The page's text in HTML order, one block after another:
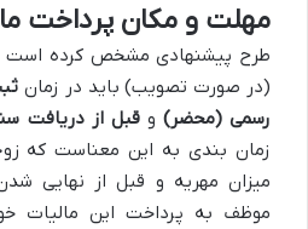
مهلت و مکان پرداخت
طرح پیشنهادی مشخص کرده است
(در صورت تصویب) باید در زمان
رسمی (محضر) وقبل از دریافت
زمان بندی به این معناست که
میزان مهریه و قبل از نهایی
موظف به پرداخت این مالیات